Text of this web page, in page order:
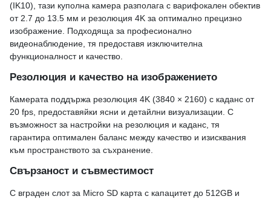
(IK10), тази куполна камера разполага с варифокален обектив
от 2.7 до 13.5 мм и резолюция 4K за оптимално прецизно
изображение. Подходяща за професионално
видеонаблюдение, тя предоставя изключителна
функционалност и качество.
Резолюция и качество на изображението
Камерата поддържа резолюция 4K (3840 × 2160) с каданс от
20 fps, предоставяйки ясни и детайлни визуализации. С
възможност за настройки на резолюция и каданс, тя
гарантира оптимален баланс между качество и изисквания
към пространството за съхранение.
Свързаност и съвместимост
С вграден слот за Micro SD карта с капацитет до 512GB и